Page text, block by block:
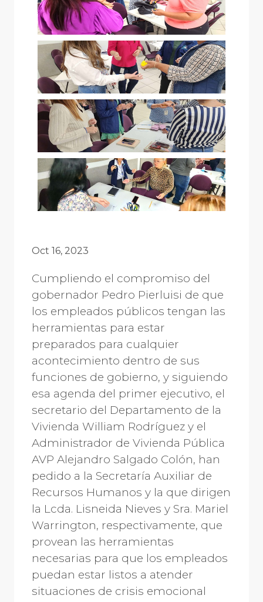
Oct 16, 2023
Cumpliendo el compromiso del
gobernador Pedro Pierluisi de que
los empleados públicos tengan las
herramientas para estar
preparados para cualquier
acontecimiento dentro de sus
funciones de gobierno, y siguiendo
esa agenda del primer ejecutivo, el
secretario del Departamento de la
Vivienda William Rodríguez y el
Administrador de Vivienda Pública
AVP Alejandro Salgado Colón, han
pedido a la Secretaría Auxiliar de
Recursos Humanos y la que dirigen
la Lcda. Lisneida Nieves y Sra. Mariel
Warrington, respectivamente, que
provean las herramientas
necesarias para que los empleados
puedan estar listos a atender
situaciones de crisis emocional